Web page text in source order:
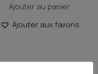
Ajouter au panier
Ajouter aux favoris